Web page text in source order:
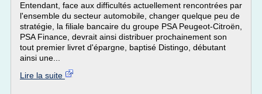
Entendant, face aux difficultés actuellement rencontrées par
l'ensemble du secteur automobile, changer quelque peu de
stratégie, la filiale bancaire du groupe PSA Peugeot-Citroën,
PSA Finance, devrait ainsi distribuer prochainement son
tout premier livret d'épargne, baptisé Distingo, débutant
ainsi une...
Lire la suite